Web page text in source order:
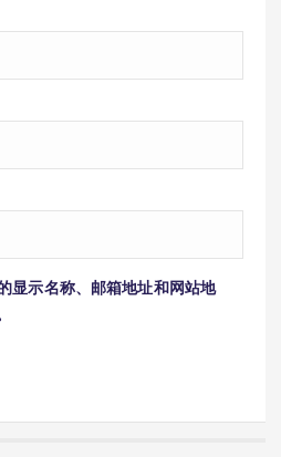
显示名称、邮箱地址和网站地